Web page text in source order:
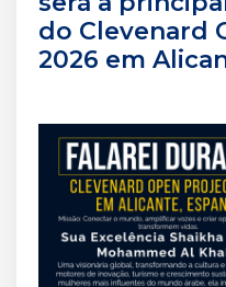
do Clevenard
2026 em